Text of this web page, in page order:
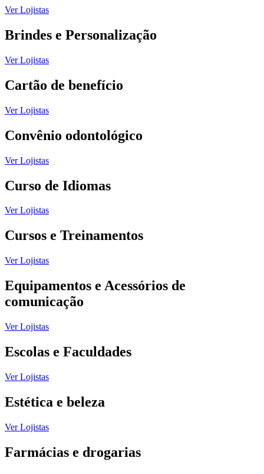
Ver Lojistas
Brindes e Personalização
Ver Lojistas
Cartão de benefício
Ver Lojistas
Convênio odontológico
Ver Lojistas
Curso de Idiomas
Ver Lojistas
Cursos e Treinamentos
Ver Lojistas
Equipamentos e Acessórios de
comunicação
Ver Lojistas
Escolas e Faculdades
Ver Lojistas
Estética e beleza
Ver Lojistas
Farmácias e drogarias